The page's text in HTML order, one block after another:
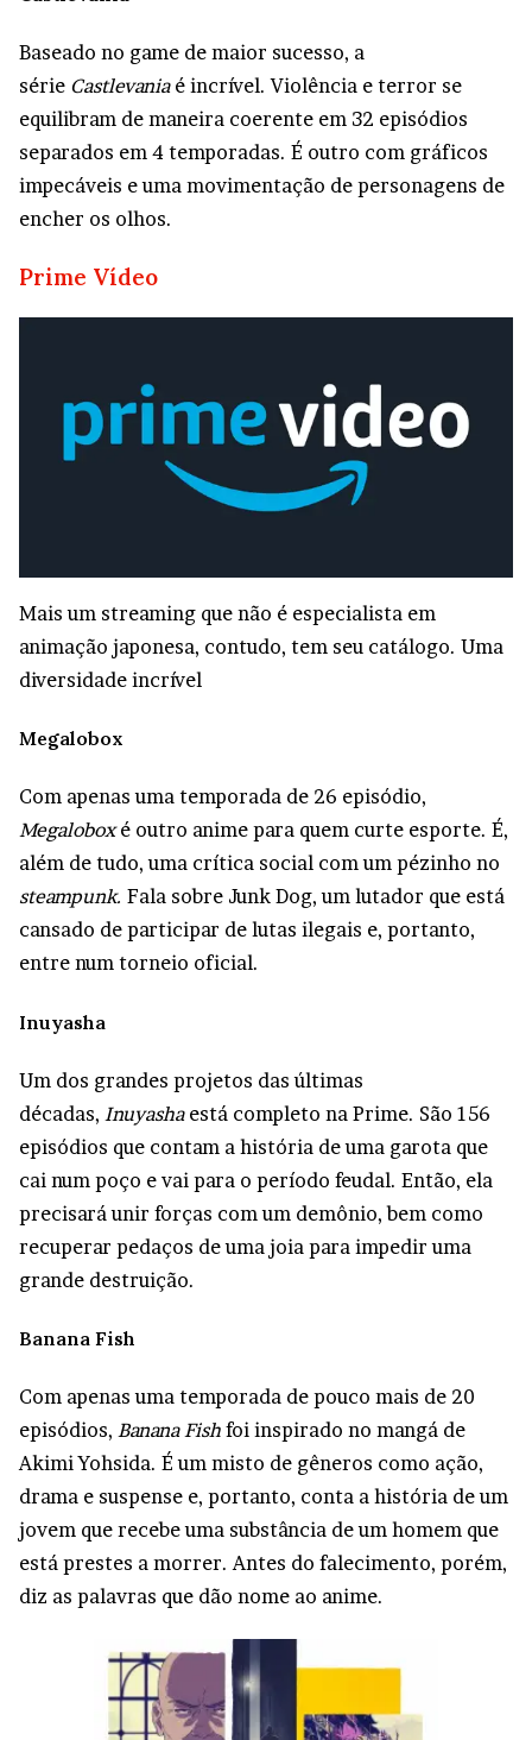
Baseado no game de maior sucesso, a
série Castlevania é incrível. Violência e terror se
equilibram de maneira coerente em 32 episódios
separados em 4 temporadas. É outro com gráficos
impecáveis e uma movimentação de personagens de
encher os olhos.
Prime Vídeo
Mais um streaming que não é especialista em
animação japonesa, contudo, tem seu catálogo. Uma
diversidade incrível
Megalobox
Com apenas uma temporada de 26 episódio,
Megaloboxé outro anime para quem curte esporte. É,
além de tudo, uma crítica social com um pézinho no
steampunk. Fala sobre Junk Dog, um lutador que está
cansado de participar de lutas ilegais e, portanto,
entre num torneio oficial.
Inuyasha
Um dos grandes projetos das últimas
décadas, Inuyasha está completo na Prime. São 156
episódios que contam a história de uma garota que
cai num poço e vai para o período feudal. Então, ela
precisará unir forças com um demônio, bem como
recuperar pedaços de uma joia para impedir uma
grande destruição.
Banana Fish
Com apenas uma temporada de pouco mais de 20
episódios, Banana Fish foi inspirado no mangá de
Akimi Yohsida. É um misto de gêneros como ação,
drama e suspense e, portanto, conta a história de um
jovem que recebe uma substância de um homem que
está prestes a morrer. Antes do falecimento, porém,
diz as palavras que dão nome ao anime.